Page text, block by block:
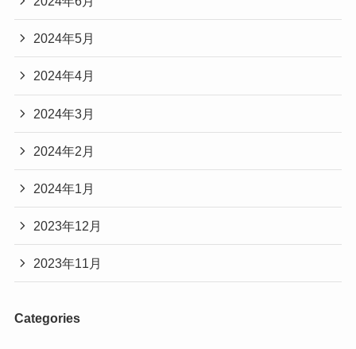
2024年5月
2024年4月
2024年3月
2024年2月
2024年1月
2023年12月
2023年11月
Categories